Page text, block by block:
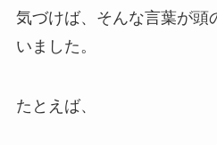
気づけば、そんな言葉が頭
いました。
たとえば、